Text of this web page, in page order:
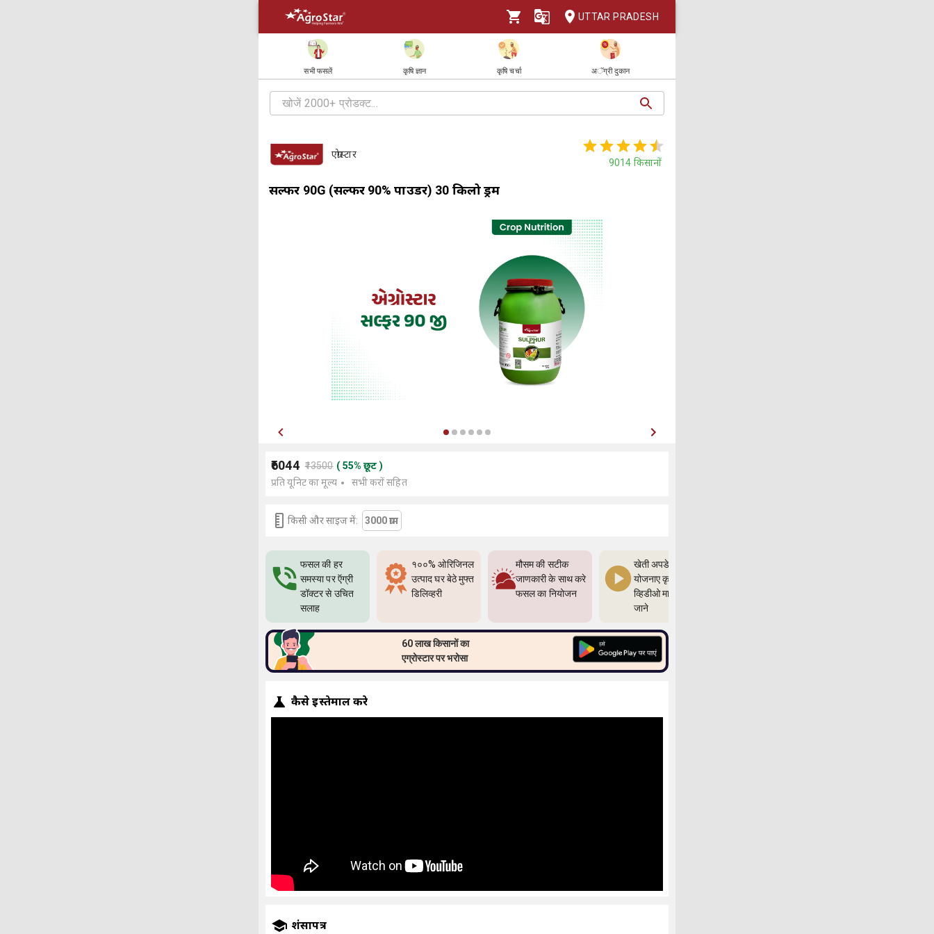
UTTAR PRADESH
सभी फसलें कृषि ज्ञान कृषि चर्चा अॅग्री दुकान
एग्रोस्टार
9014 किसानों
सल्फर 90G (सल्फर 90% पाउडर) 30 किलो ड्रम
₹6044 ₹13500 ( 55% छूट )
प्रति यूनिट का मूल्य
सभी करों सहित
किसी और साइज में: 3000 ग्राम
फसल की हर
समस्या पर ऍग्री
डॉक्टर से उचित
सलाह
१००% ओरिजिनल
उत्पाद घर बेठे मुफ्त
डिलिव्हरी
मौसम की सटीक
जाणकारी के साथ करे
फसल का नियोजन
खेती अपडेत,और
योजनाए कृषी ज्ञान
व्हिडीओ माध्यम से
जाने
60 लाख किसानों का
एग्रोस्टार पर भरोसा
कैसे इस्तेमाल करे
प्रशंसापत्र